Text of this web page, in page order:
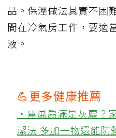
品。保溼做法其實不困
間在冷氣房工作，要適
液。
💪更多健康推薦
‧電風扇滿是灰塵？
潔法 多加一物還能防